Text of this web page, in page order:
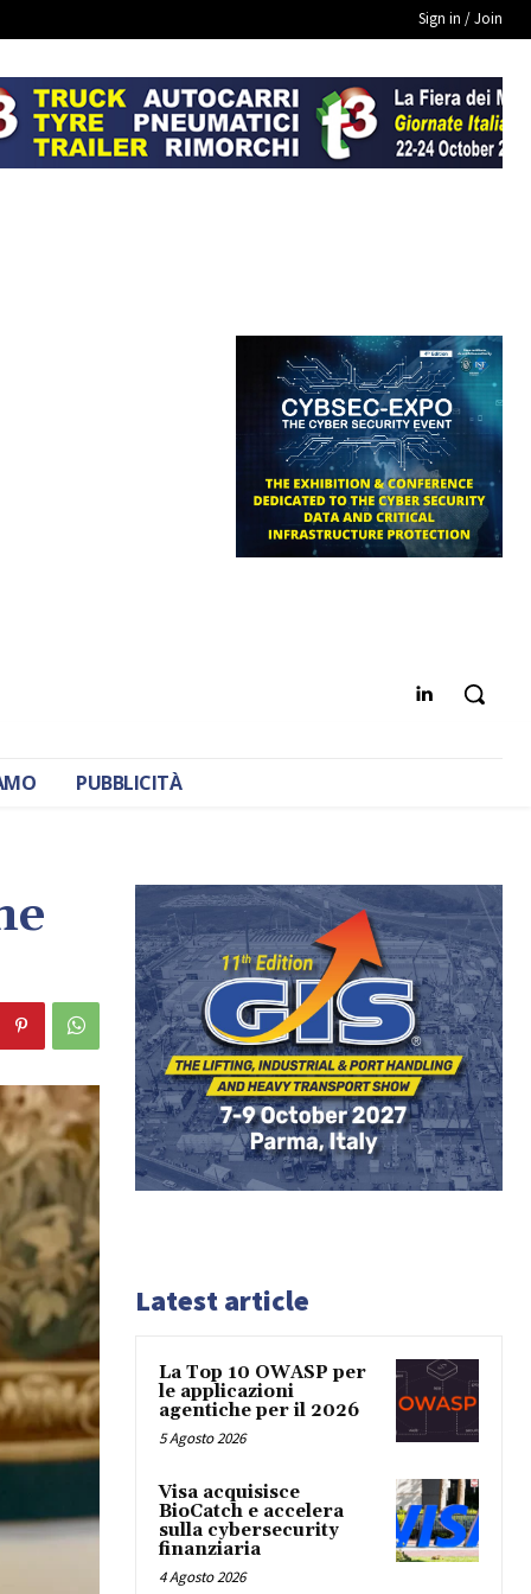
Sign in / Join
PUBBLICITÀ
Latest article
La Top 10 OWASP per
le applicazioni
agentiche per il 2026
5 Agosto 2026
Visa acquisisce
BioCatch e accelera
sulla cybersecurity
finanziaria
4 Agosto 2026